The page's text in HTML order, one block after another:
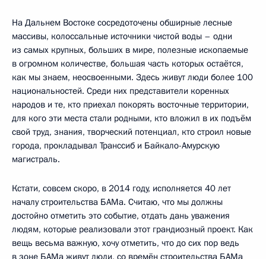
На Дальнем Востоке сосредоточены обширные лесные
массивы, колоссальные источники чистой воды – одни
из самых крупных, больших в мире, полезные ископаемые
в огромном количестве, большая часть которых остаётся,
как мы знаем, неосвоенными. Здесь живут люди более 100
национальностей. Среди них представители коренных
народов и те, кто приехал покорять восточные территории,
для кого эти места стали родными, кто вложил в их подъём
свой труд, знания, творческий потенциал, кто строил новые
города, прокладывал Транссиб и Байкало-Амурскую
магистраль.
Кстати, совсем скоро, в 2014 году, исполняется 40 лет
началу строительства БАМа. Считаю, что мы должны
достойно отметить это событие, отдать дань уважения
людям, которые реализовали этот грандиозный проект. Как
вещь весьма важную, хочу отметить, что до сих пор ведь
в зоне БАМа живут люди, со времён строительства БАМа